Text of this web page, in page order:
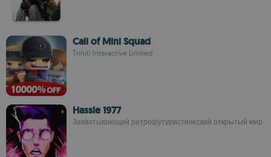
Call of Mini Squad
Triniti Interactive Limited
Hassle 1977
Захватывающий ретрофутуристический открытый мир